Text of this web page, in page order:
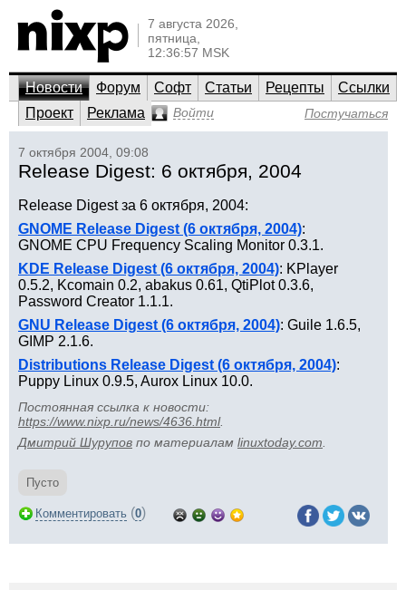
7 августа 2026,
пятница,
12:36:57 MSK
Новости Форум Софт Статьи Рецепты
Ссылки
Проект
Реклама Войти Постучаться
7 октября 2004, 09:08
Release Digest: 6 октября, 2004
Release Digest за 6 октября, 2004:
GNOME Release Digest (6 октября, 2004):
GNOME CPU Frequency Scaling Monitor 0.3.1.
KDE Release Digest (6 октября, 2004): KPlayer
0.5.2, Kcomain 0.2, abakus 0.61, QtiPlot 0.3.6,
Password Creator 1.1.1.
GNU Release Digest (6 октября, 2004): Guile 1.6.5,
GIMP 2.1.6.
Distributions Release Digest (6 октября, 2004):
Puppy Linux 0.9.5, Aurox Linux 10.0.
Постоянная ссылка к новости:
https://www.nixp.ru/news/4636.html.
Дмитрий Шурупов по материалам linuxtoday.com
Пусто
Комментировать (0)